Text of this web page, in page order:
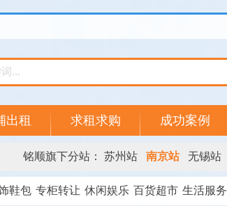
出租 求租求购 成功案例
铭顺旗下分站： 苏州站 南京站 无锡站
鞋包 专柜转让 休闲娱乐 百货超市 生活服务